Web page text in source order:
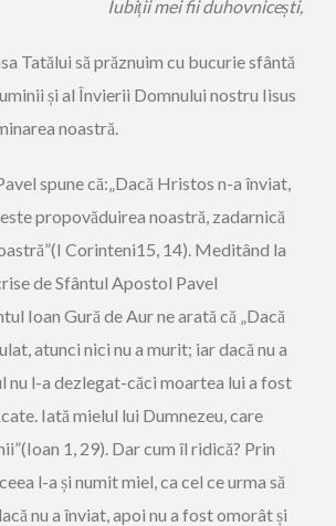
Iubiții mei fii duhovnicești,
Tatălui să prăznuim cu bucurie sfântă
și al Învierii Domnului nostru Iisus
noastră.
spune că:„Dacă Hristos n-a înviat,
propovăduirea noastră, zadarnică
Corinteni15, 14). Meditând la
de Sfântul Apostol Pavel
Ioan Gură de Aur ne arată că „Dacă
atunci nici nu a murit; iar dacă nu a
nu l-a dezlegat-căci moartea lui a fost
Iată mielul lui Dumnezeu, care
1, 29). Dar cum îl ridică? Prin
l-a și numit miel, ca cel ce urma să
nu a înviat, apoi nu a fost omorât și